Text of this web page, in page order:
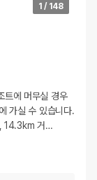
1 / 148
트에 머무실 경우
가실 수 있습니다.
14.3km 거…